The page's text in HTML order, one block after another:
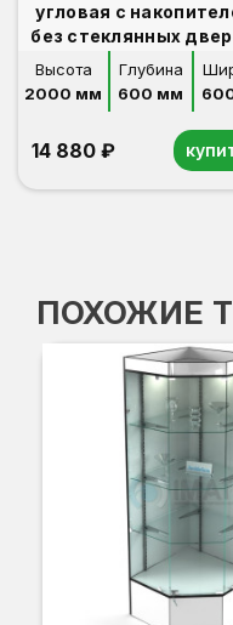
угловая с
без стеклянных
задняя стенка ДВПо
Высота
2000 мм
Глубина
600 мм
14 880 ₽
ПОХОЖИЕ